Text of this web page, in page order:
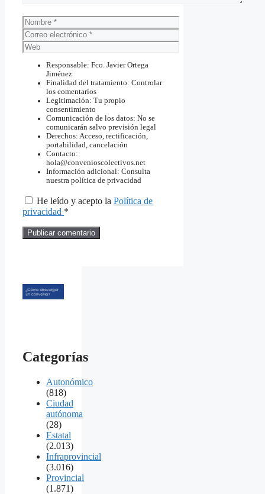
Nombre
Correo
electrónico
Web
Responsable: Fco. Javier Ortega
Jiménez
Finalidad del tratamiento: Controlar
los comentarios
Legitimación: Tu propio
consentimiento
Comunicación de los datos: No se
comunicarán salvo previsión legal
Derechos: Acceso, rectificación,
portabilidad, cancelación
Contacto:
hola@convenioscolectivos.net
Información adicional: Consulta
nuestra política de privacidad
He leído y acepto la Política de
privacidad *
Categorías
Autonómico
(818)
Ciudad
autónoma
(28)
Estatal
(2.013)
Infraprovincial
(3.016)
Provincial
(1.871)